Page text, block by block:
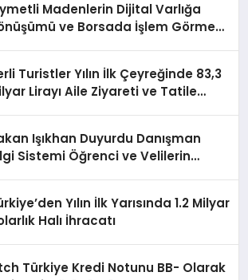
Madenlerin Dijital Varlığa
ve Borsada İşlem Görmesi
Turistler Yılın İlk Çeyreğinde 83,3
Lirayı Aile Ziyareti ve Tatile
Işıkhan Duyurdu Danışman
Sistemi Öğrenci ve Velilerin
Yılın İlk Yarısında 1.2 Milyar
Halı İhracatı
Türkiye Kredi Notunu BB- Olarak